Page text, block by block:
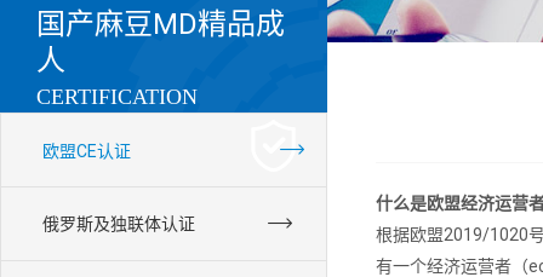
国产麻豆MD精品成
人
CERTIFICATION
欧盟CE认证
俄罗斯及独联体认证
什么是欧盟经济运营
根据欧盟2019/1020
有一个经济运营者